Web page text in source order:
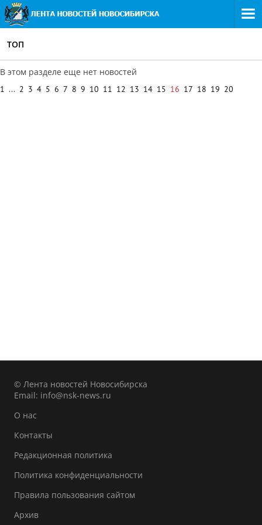
ТОП
В этом разделе еще нет новостей
1 ... 2 3 4 5 6 7 8 9 10 11 12 13 14 15 16 17 18 19 20
© Лента новостей Новосибирска
Email: info@nsk-news.ru
О нас
Контакты
Редакционная политика
Политика конфиденциальности
Правила пользования сайтом
Архив